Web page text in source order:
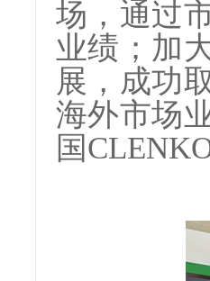
场，通过
业绩；加
展，成功
海外市场
国